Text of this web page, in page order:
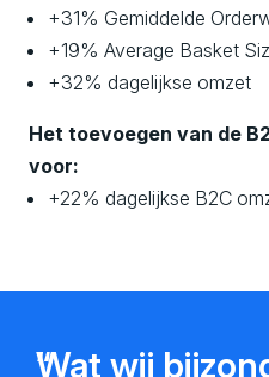
+31% Gemiddelde
+19% Average Basket
+32% dagelijkse omzet
Het toevoegen van de
voor:
+22% dagelijkse B2C
Wat wij